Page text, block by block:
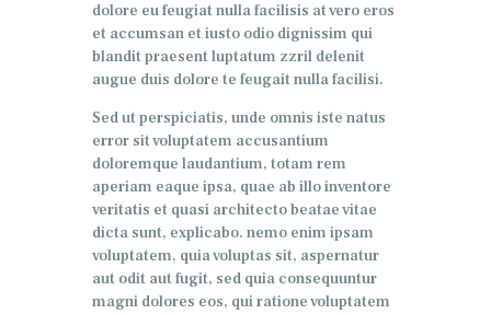
dolore eu feugiat nulla facilisis at vero eros
et accumsan et iusto odio dignissim qui
blandit praesent luptatum zzril delenit
augue duis dolore te feugait nulla facilisi.
Sed ut perspiciatis, unde omnis iste natus
error sit voluptatem accusantium
doloremque laudantium, totam rem
aperiam eaque ipsa, quae ab illo inventore
veritatis et quasi architecto beatae vitae
dicta sunt, explicabo. nemo enim ipsam
voluptatem, quia voluptas sit, aspernatur
aut odit aut fugit, sed quia consequuntur
magni dolores eos, qui ratione voluptatem